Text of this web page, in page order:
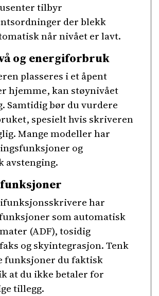
tilbyr
der blekk
når nivået er lavt.
og energiforbruk
plasseres i et åpent
hjemme, kan støynivået
Samtidig bør du vurdere
spesielt hvis skriveren
Mange modeller har
og
avstenging.
har
som automatisk
(ADF), tosidig
og skyintegrasjon. Tenk
funksjoner du faktisk
at du ikke betaler for
tillegg.